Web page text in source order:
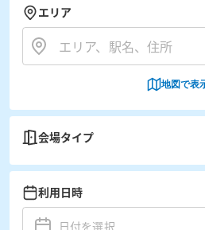
エリア
地図で表
会場タイプ
利用日時